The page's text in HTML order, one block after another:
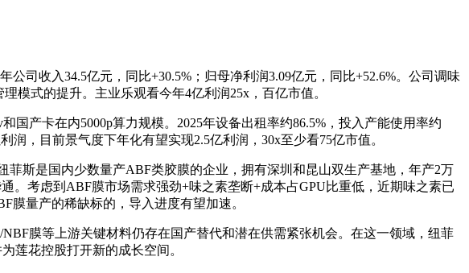
司收入34.5亿元，同比+30.5%；归母净利润3.09亿元，同比+52.6%。公司调味
模式的提升。主业乐观看今年4亿利润25x，百亿市值。
国产卡在内5000p算力规模。2025年设备出租率约86.5%，投入产能使用率约
，目前景气度下年化有望实现2.5亿利润，30x至少看75亿市值。
斯是国内少数量产ABF类胶膜的企业，拥有深圳和昆山双生产基地，年产2万
。考虑到ABF膜市场需求强劲+味之素垄断+成本占GPU比重低，近期味之素已
膜量产的稀缺标的，导入进度有望加速。
膜等上游关键材料仍存在国产替代和潜在供需紧张机会。在这一领域，纽菲
莲花控股打开新的成长空间。